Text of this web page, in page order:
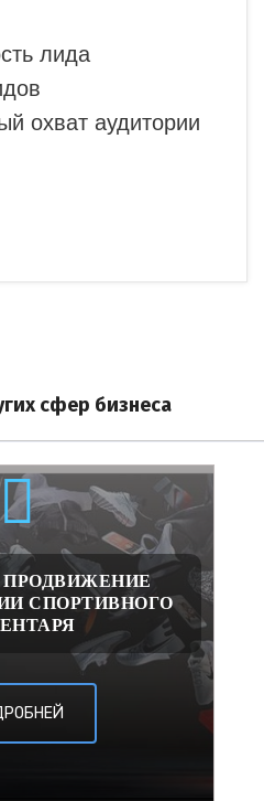
лида
охват аудитории
сфер бизнеса
СПОРТИВНОГО